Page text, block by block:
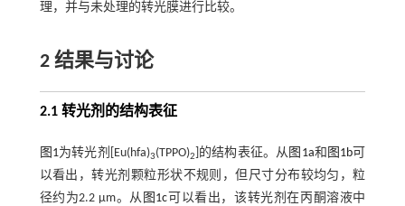
理，并与未处理的转光膜进行比较。
2 结果与讨论
2.1 转光剂的结构表征
图1为转光剂[Eu(hfa)3(TPPO)2 ]的结构表征。从图1a和 图1b可
以看出，转光剂颗粒形状不规则，但尺寸分布较均匀，粒
径约为2.2 μm。从 图1c 可以看出，该转光剂在丙酮溶液中